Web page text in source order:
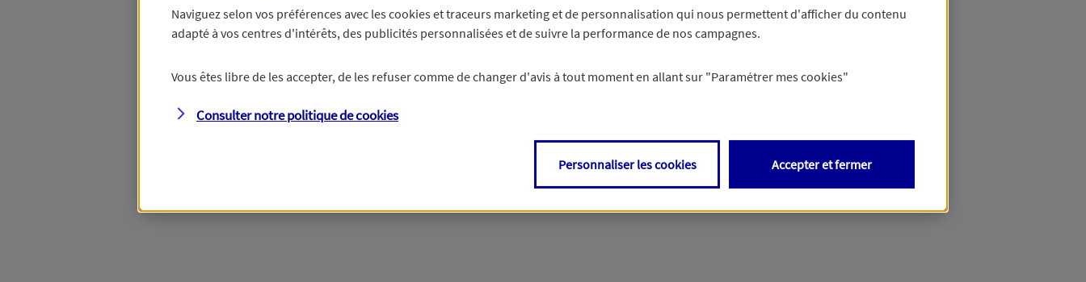
Naviguez selon vos préférences avec les cookies et traceurs marketing et de personnalisation qui nous permettent d'afficher du contenu
adapté à vos centres d'intérêts, des publicités personnalisées et de suivre la performance de nos campagnes.
Vous êtes libre de les accepter, de les refuser comme de changer d'avis à tout moment en allant sur "Paramétrer mes cookies"
Consulter notre politique decookies
Personnaliser les cookies Accepter et fermer